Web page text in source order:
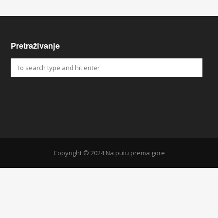
Pretraživanje
Copyright © 2024 Na putu prema gore